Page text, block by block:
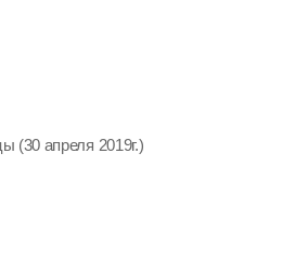
(30 апреля 2019г.)